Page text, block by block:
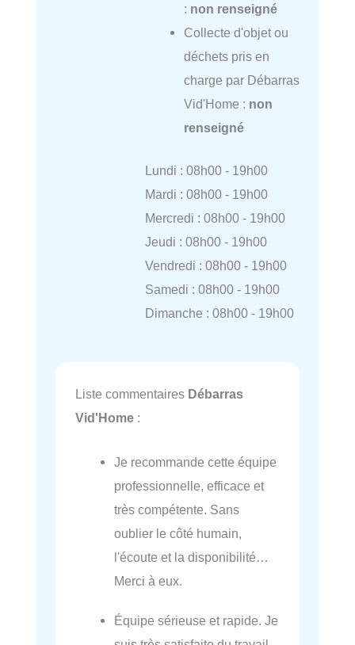
: non renseigné
Collecte d'objet ou
déchets pris en
charge par Débarras
Vid'Home : non
renseigné
Lundi : 08h00 - 19h00
Mardi : 08h00 - 19h00
Mercredi : 08h00 - 19h00
Jeudi : 08h00 - 19h00
Vendredi : 08h00 - 19h00
Samedi : 08h00 - 19h00
Dimanche : 08h00 - 19h00
Liste commentaires Débarras
Vid'Home :
Je recommande cette équipe
professionnelle, efficace et
très compétente. Sans
oublier le côté humain,
l'écoute et la disponibilité…
Merci à eux.
Équipe sérieuse et rapide. Je